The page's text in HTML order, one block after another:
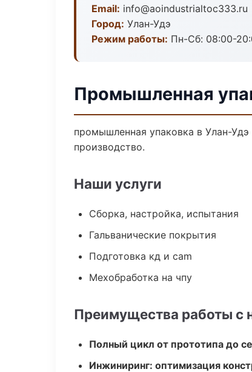
Email: info@aoindustrialtoc333.ru
Город: Улан-Удэ
Режим работы: Пн-Сб: 08:00-
Промышленная
промышленная упаковка в Улан-
производство.
Наши услуги
Сборка, настройка, испытания
Гальванические покрытия
Подготовка кд и cam
Мехобработка на чпу
Преимущества работы с
Полный цикл от прототипа до
Инжиниринг: оптимизация